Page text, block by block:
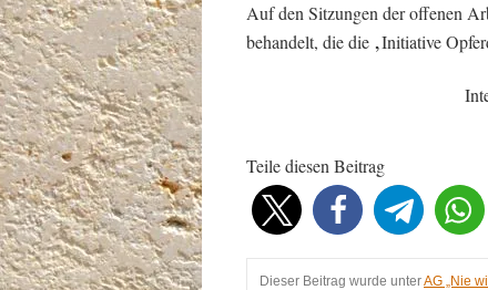
Auf den Sitzungen der offenen
behandelt, die die ‚Initiative
Teile diesen Beitrag
Dieser Beitrag wurde unterAG „Nie